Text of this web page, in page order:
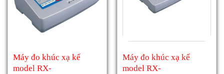
Máy đo khúc xạ kế
model RX-
Máy đo khúc xạ kế
model RX-